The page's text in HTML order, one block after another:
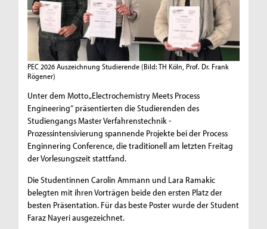
PEC 2026 Auszeichnung Studierende (Bild: TH Köln, Prof. Dr. Frank
Rögener)
Unter dem Motto „Electrochemistry Meets Process
Engineering“ präsentierten die Studierenden des
Studiengangs Master Verfahrenstechnik -
Prozessintensivierung spannende Projekte bei der Process
Enginnering Conference, die traditionell am letzten Freitag
der Vorlesungszeit stattfand.
Die Studentinnen Carolin Ammann und Lara Ramakic
belegten mit ihren Vorträgen beide den ersten Platz der
besten Präsentation. Für das beste Poster wurde der Student
Faraz Nayeri ausgezeichnet.